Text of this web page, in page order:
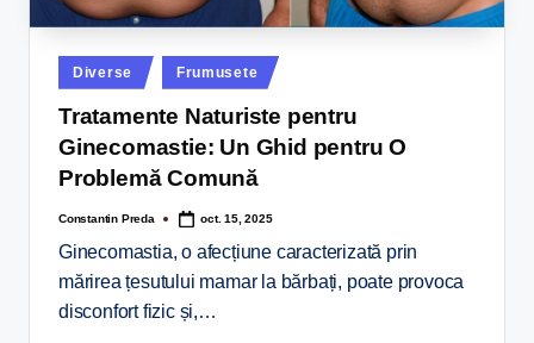
Diverse Frumusete
Tratamente Naturiste pentru
Ginecomastie: Un Ghid pentru O
Problemă Comună
Constantin Preda oct. 15, 2025
Ginecomastia, o afecțiune caracterizată prin
mărirea țesutului mamar la bărbați, poate provoca
disconfort fizic și,…